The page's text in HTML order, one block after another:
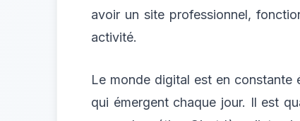
avoir un site professionnel,
activité.
Le monde digital est en constante
qui émergent chaque jour. Il est